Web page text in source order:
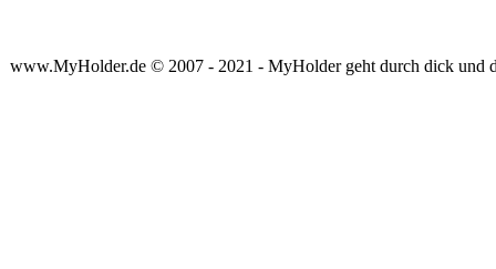
www.MyHolder.de © 2007 - 2021 - MyHolder geht durch dick und